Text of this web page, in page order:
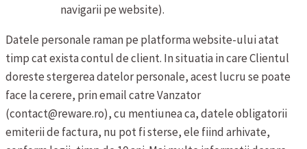
navigarii pe website).
Datele personale raman pe platforma website-ului atat
timp cat exista contul de client. In situatia in care Clientul
doreste stergerea datelor personale, acest lucru se poate
face la cerere, prin email catre Vanzator
(contact@reware.ro), cu mentiunea ca, datele obligatorii
emiterii de factura, nu pot fi sterse, ele fiind arhivate,